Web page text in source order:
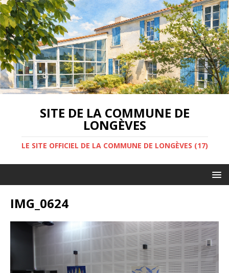
SITE DE LA COMMUNE DE
LONGÈVES
LE SITE OFFICIEL DE LA COMMUNE DE LONGÈVES (17)
IMG_0624